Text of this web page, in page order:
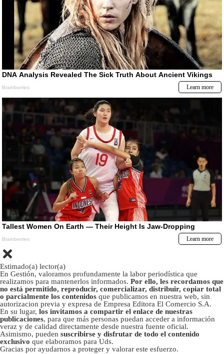
Estimado(a) lector(a)
En Gestión, valoramos profundamente la labor periodística que
realizamos para mantenerlos informados. Por ello, les recordamos que
no está permitido, reproducir, comercializar, distribuir, copiar total
o parcialmente los contenidos que publicamos en nuestra web, sin
autorizacion previa y expresa de Empresa Editora El Comercio S.A.
En su lugar, los invitamos a compartir el enlace de nuestras
publicaciones, para que más personas puedan acceder a información
veraz y de calidad directamente desde nuestra fuente oficial.
Asimismo, pueden suscribirse y disfrutar de todo el contenido
exclusivo que elaboramos para Uds.
Gracias por ayudarnos a proteger y valorar este esfuerzo.